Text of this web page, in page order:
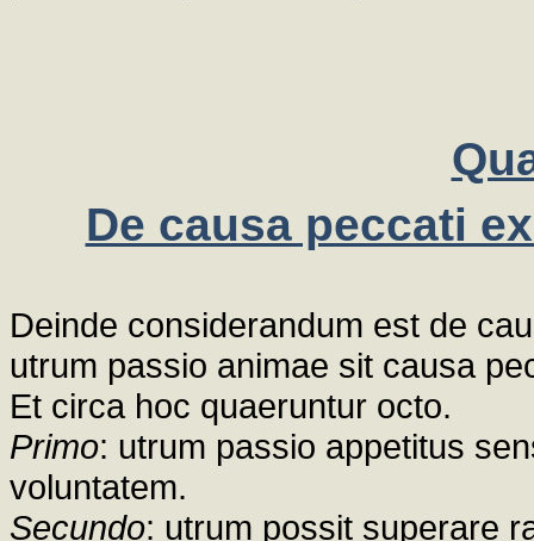
De causa peccati
Deinde considerandum est de
utrum passio animae sit causa
Et circa hoc quaeruntur octo.
Primo: utrum passio appetitus
voluntatem.
Secundo: utrum possit superare